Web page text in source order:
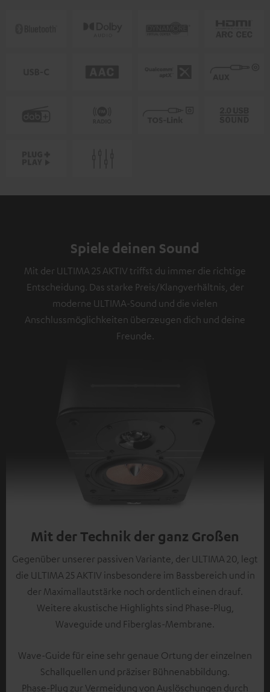
Spiele deinen Sound
Mit der ULTIMA 25 AKTIV triffst du immer die richtige
Entscheidung. Das starke Preis/Klangverhältnis, der
moderne ULTIMA-Sound und die vielen
Anschlussmöglichkeiten überzeugen dich und deine
Freunde.
Mit der Technik der ganz Großen
Gegenüber unserer passiven Variante, der ULTIMA 20, legt
die ULTIMA 25 AKTIV insbesondere im Bassbereich und in
der Maximallautstärke noch ordentlich einen drauf.
Weitere akustische Highlights sind Phase-Plug,
Waveguide und Fiberglas-Membrane.
Wave-Guide für eine sehr genaue Ortung der einzelnen
Schallquellen und präziser Bühnenabbildung.
Phase-Plug zur Vermeidung von Auslöschungen durch